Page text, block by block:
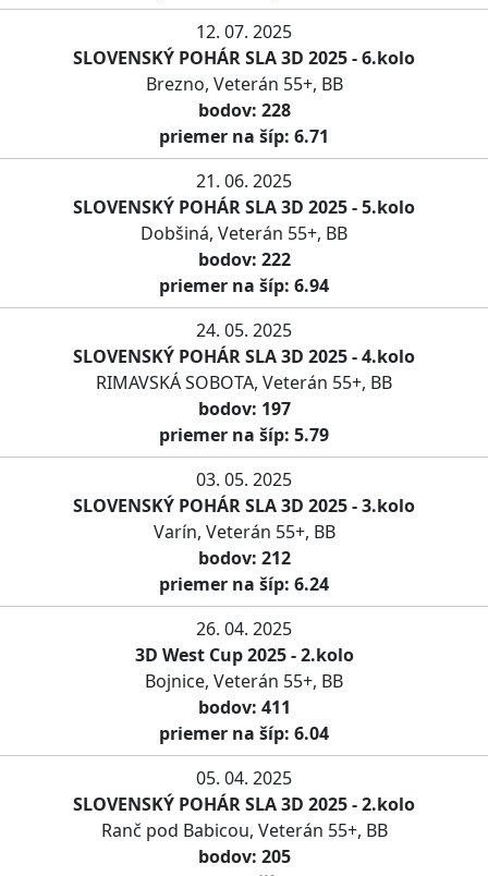
12. 07. 2025
SLOVENSKÝ POHÁR SLA 3D 2025 - 6.kolo
Brezno, Veterán 55+, BB
bodov: 228
priemer na šíp: 6.71
21. 06. 2025
SLOVENSKÝ POHÁR SLA 3D 2025 - 5.kolo
Dobšiná, Veterán 55+, BB
bodov: 222
priemer na šíp: 6.94
24. 05. 2025
SLOVENSKÝ POHÁR SLA 3D 2025 - 4.kolo
RIMAVSKÁ SOBOTA, Veterán 55+, BB
bodov: 197
priemer na šíp: 5.79
03. 05. 2025
SLOVENSKÝ POHÁR SLA 3D 2025 - 3.kolo
Varín, Veterán 55+, BB
bodov: 212
priemer na šíp: 6.24
26. 04. 2025
3D West Cup 2025 - 2.kolo
Bojnice, Veterán 55+, BB
bodov: 411
priemer na šíp: 6.04
05. 04. 2025
SLOVENSKÝ POHÁR SLA 3D 2025 - 2.kolo
Ranč pod Babicou, Veterán 55+, BB
bodov: 205